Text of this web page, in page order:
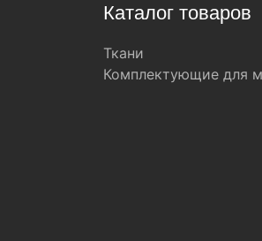
Каталог товаров
Ткани
Комплектующие для